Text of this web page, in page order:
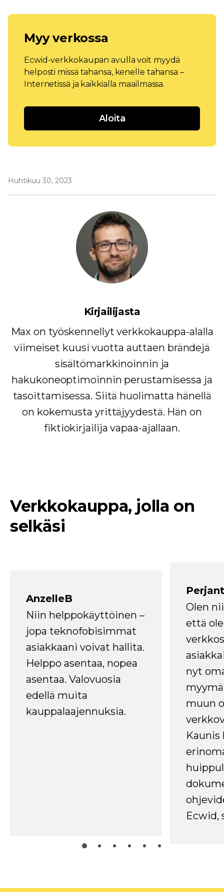
Myy verkossa
Ecwid-verkkokaupan avulla voit myydä
helposti missä tahansa, kenelle tahansa –
Internetissä ja kaikkialla maailmassa.
Aloita
Huhtikuu 30, 2023
Kirjailijasta
Max on työskennellyt verkkokauppa-alalla
viimeiset kuusi vuotta auttaen brändejä
sisältömarkkinoinnin ja
hakukoneoptimoinnin perustamisessa ja
tasoittamisessa. Siitä huolimatta hänellä
on kokemusta yrittäjyydestä. Hän on
fiktiokirjailija vapaa-ajallaan.
Verkkokauppa, jolla on
selkäsi
AnzelleB
Niin helppokäyttöinen –
jopa teknofobisimmat
asiakkaani voivat hallita.
Helppo asentaa, nopea
asentaa. Valovuosia
edellä muita
kauppalaajennuksia.
Olen
että
nyt
muun
Kaunis
Ecwid,